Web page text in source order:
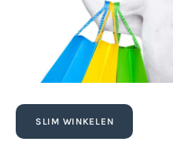
SLIM WINKELEN